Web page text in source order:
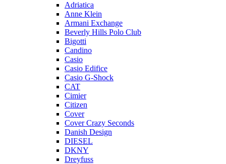
Adriatica
Anne Klein
Armani Exchange
Beverly Hills Polo Club
Bigotti
Candino
Casio
Casio Edifice
Casio G-Shock
CAT
Cimier
Citizen
Cover
Cover Crazy Seconds
Danish Design
DIESEL
DKNY
Dreyfuss